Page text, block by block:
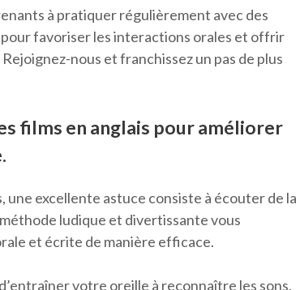
à pratiquer régulièrement avec des
favoriser les interactions orales et offrir
nous et franchissez un pas de plus
films en anglais pour améliorer
une excellente astuce consiste à écouter de la
ludique et divertissante vous
et écrite de manière efficace.
votre oreille à reconnaître les sons,